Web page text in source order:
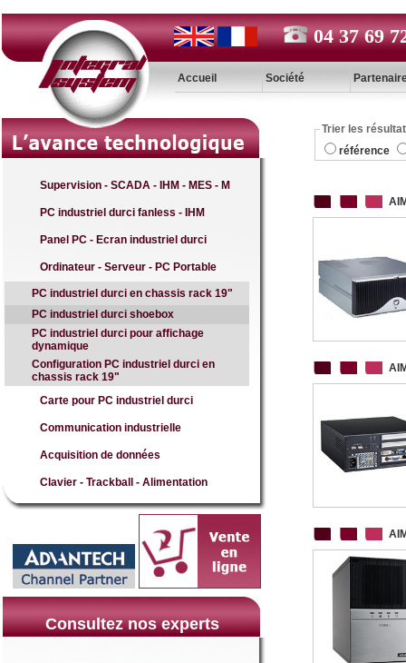
04 37 69
Trier les
référence
Accueil Société
Supervision - SCADA - IHM - MES - M
PC industriel durci fanless - IHM
Panel PC - Ecran industriel durci
Ordinateur - Serveur - PC Portable
PC industriel durci en chassis rack 19"
PC industriel durci shoebox
PC industriel durci pour affichage
dynamique
Configuration PC industriel durci en
chassis rack 19"
Carte pour PC industriel durci
Communication industrielle
Acquisition de données
Clavier - Trackball - Alimentation
Consultez nos experts